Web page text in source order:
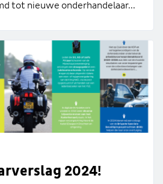
tot nieuwe onderhandelaar...
2024!